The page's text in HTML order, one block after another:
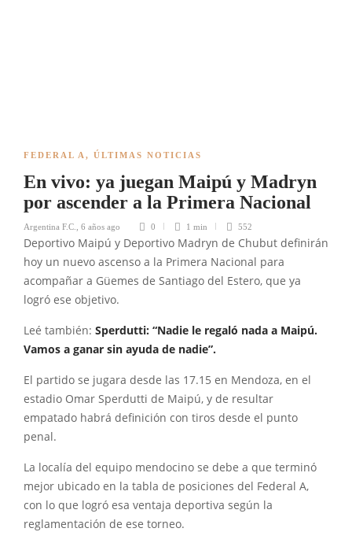
FEDERAL A , ÚLTIMAS NOTICIAS
En vivo: ya juegan Maipú y Madryn
por ascender a la Primera Nacional
Argentina F.C. 6 años ago 0 1 min 552
Deportivo Maipú y Deportivo Madryn de Chubut definirán
hoy un nuevo ascenso a la Primera Nacional para
acompañar a Güemes de Santiago del Estero, que ya
logró ese objetivo.
Leé también: Sperdutti: “Nadie le regaló nada a Maipú.
Vamos a ganar sin ayuda de nadie”.
El partido se jugara desde las 17.15 en Mendoza, en el
estadio Omar Sperdutti de Maipú, y de resultar
empatado habrá definición con tiros desde el punto
penal.
La localía del equipo mendocino se debe a que terminó
mejor ubicado en la tabla de posiciones del Federal A,
con lo que logró esa ventaja deportiva según la
reglamentación de ese torneo.